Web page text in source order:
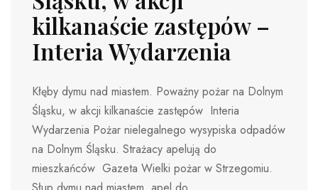
kilkanaście zastępów –
Interia Wydarzenia
Kłęby dymu nad miastem. Poważny pożar na Dolnym
Śląsku, w akcji kilkanaście zastępów Interia
Wydarzenia Pożar nielegalnego wysypiska odpadów
na Dolnym Śląsku. Strażacy apelują do
mieszkańców Gazeta Wielki pożar w Strzegomiu.